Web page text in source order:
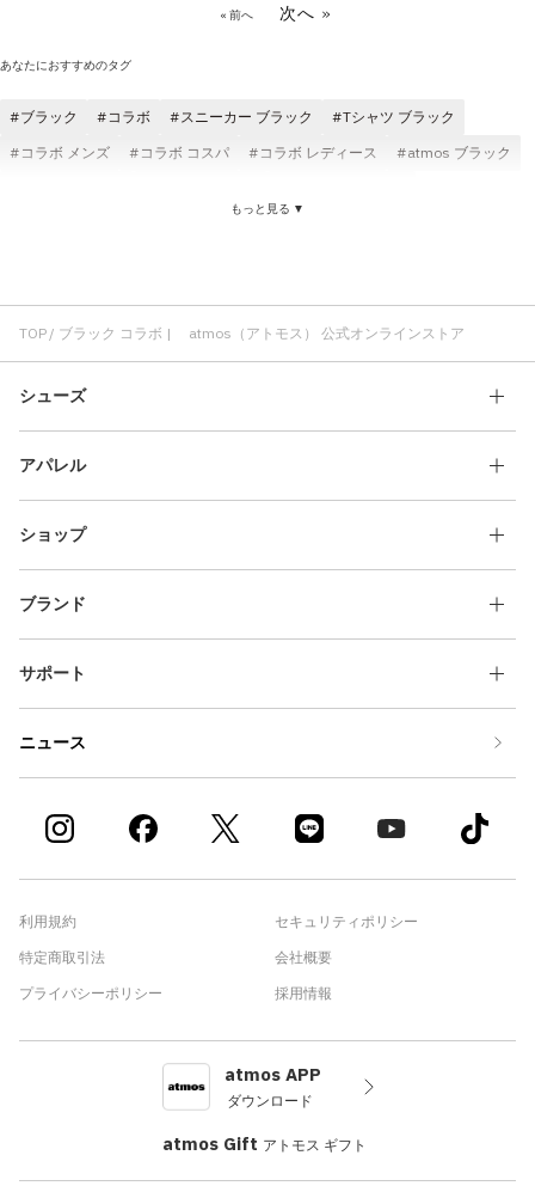
« 前へ 次へ »
あなたにおすすめのタグ
ブラック コラボ スニーカー ブラック
Tシャツ ブラック
コラボ メンズ
コラボ コスパ コラボ レディース
atmos ブラック
ブラック レディース
コラボ パンツ 快適 ブラック
もっと見る ▼
TOP ブラック コラボ | atmos（アトモス） 公式オンラインストア
シューズ
アパレル
ショップ
ブランド
サポート
ニュース
利用規約
特定商取引法
プライバシーポリシー
セキュリティポリシー
会社概要
採用情報
atmos APP
ダウンロード
atmos Gift アトモス ギフト